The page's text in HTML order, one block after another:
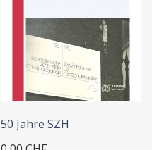
50 Jahre SZH